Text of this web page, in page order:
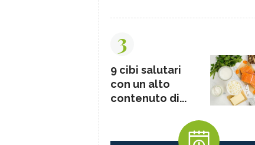
3
9 cibi salutari
con un alto
contenuto di...